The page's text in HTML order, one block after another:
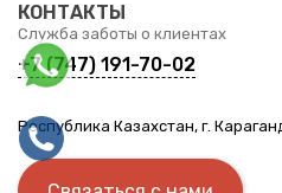
КОНТАКТЫ
Служба заботы о клиентах
+7 (747) 191-70-02
Республика Казахстан, г.